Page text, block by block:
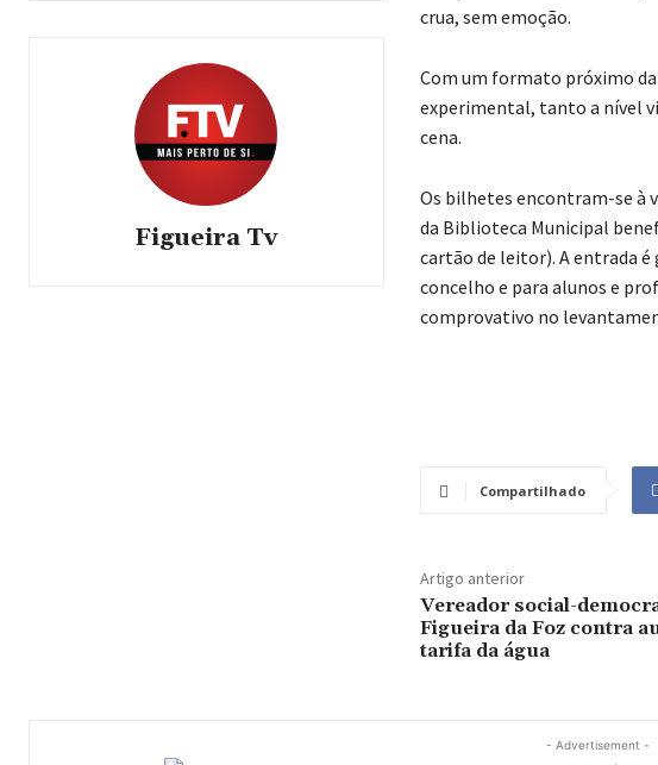
Figueira Tv
crua, sem emoção.
Com um formato próximo
experimental, tanto a nível
cena.
Os bilhetes encontram-se à
da Biblioteca Municipal
cartão de leitor). A entrada é
concelho e para alunos e
comprovativo no
Compartilhado
Artigo anterior
Vereador social-
Figueira da Foz contra
tarifa da água
- Advertisement -